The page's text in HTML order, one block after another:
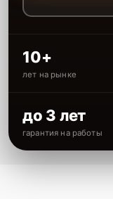
10+
лет на рынке
до 3 лет
гарантия на работы